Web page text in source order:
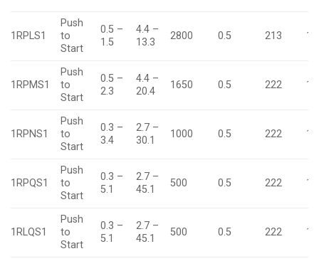
1RPLS1
Push
to
Start
0.5 –
1.5
4.4 –
13.3
2800 0.5 213 14
1RPMS1
Push
to
Start
0.5 –
2.3
4.4 –
20.4
1650 0.5 222 14
1RPNS1
Push
to
Start
0.3 –
3.4
2.7 –
30.1
1000 0.5 222 14
1RPQS1
Push
to
Start
0.3 –
5.1
2.7 –
45.1
500 0.5 222 17
1RLQS1
Push
to
Start
0.3 –
5.1
2.7 –
45.1
500 0.5 222 17